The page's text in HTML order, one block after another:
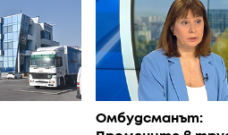
Омбудсманът: